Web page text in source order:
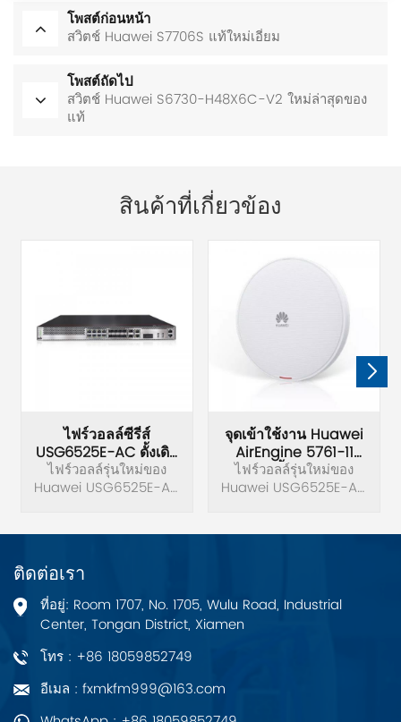
โพสต์ก่อนหน้า
สวิตช์ Huawei S7706S แท้ใหม่เอี่ยม
โพสต์ถัดไป
สวิตช์ Huawei S6730-H48X6C-V2 ใหม่ล่าสุดของ
แท้
สินค้าที่เกี่ยวข้อง
ไฟร์วอลล์ซีรี่ส์
USG6525E-AC ดั้งเดิม
ของ Huawei
USG6500E
ไฟร์วอลล์รุ่นใหม่ของ
Huawei USG6525E-AC
จุดเข้าใช้งาน Huawei
AirEngine 5761-11
ดั้งเดิม
ไฟร์วอลล์รุ่นใหม่ของ
Huawei USG6525E-AC
เลิศในสถานการณ์ที่
คุณภาพสูง ตั้งแต่
สำนักงานองค์กรขนาดเล็ก
และขนาดกลาง โรง
ติดต่อเรา
ที่อยู่: Room 1707, No. 1705, Wulu Road, Industrial
Center, Tongan District, Xiamen
โทร : +86 18059852749
อีเมล : fxmkfm999@163.com